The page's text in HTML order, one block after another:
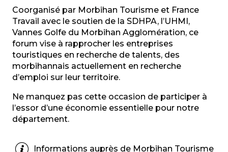
Coorganisé par Morbihan Tourisme et France
Travail avec le soutien de la SDHPA, l’UHMI,
Vannes Golfe du Morbihan Agglomération, ce
forum vise à rapprocher les entreprises
touristiques en recherche de talents, des
morbihannais actuellement en recherche
d’emploi sur leur territoire.
Ne manquez pas cette occasion de participer à
l’essor d’une économie essentielle pour notre
département.
Informations auprès de Morbihan Tourisme